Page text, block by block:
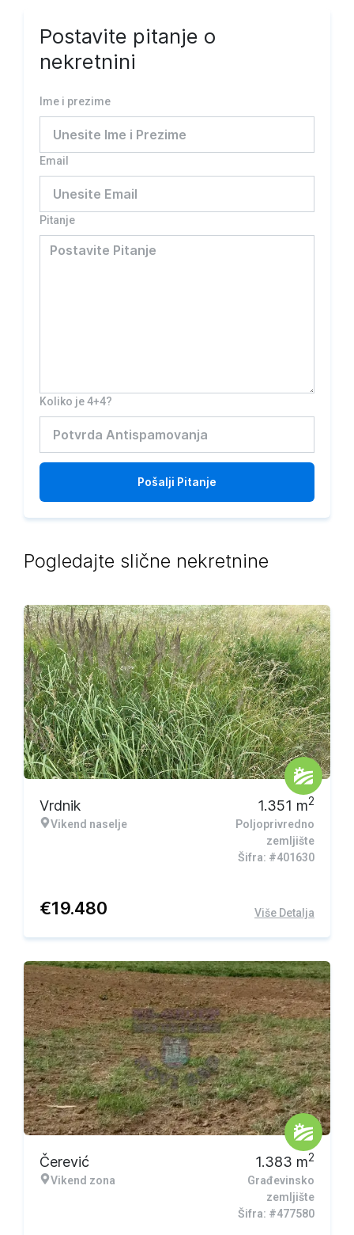
Postavite pitanje o
nekretnini
Ime i prezime
Email
Pitanje
Koliko je 4+4?
Pošalji Pitanje
Pogledajte slične nekretnine
Vrdnik
Vikend naselje
1.351 m2
Poljoprivredno
zemljište
Šifra: #401630
€19.480 Više Detalja
Čerević
Vikend zona
1.383 m2
Građevinsko
zemljište
Šifra: #477580